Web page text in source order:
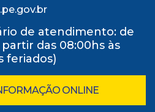
de atendimento: de
das 08:00hs às
feriados)
ONLINE